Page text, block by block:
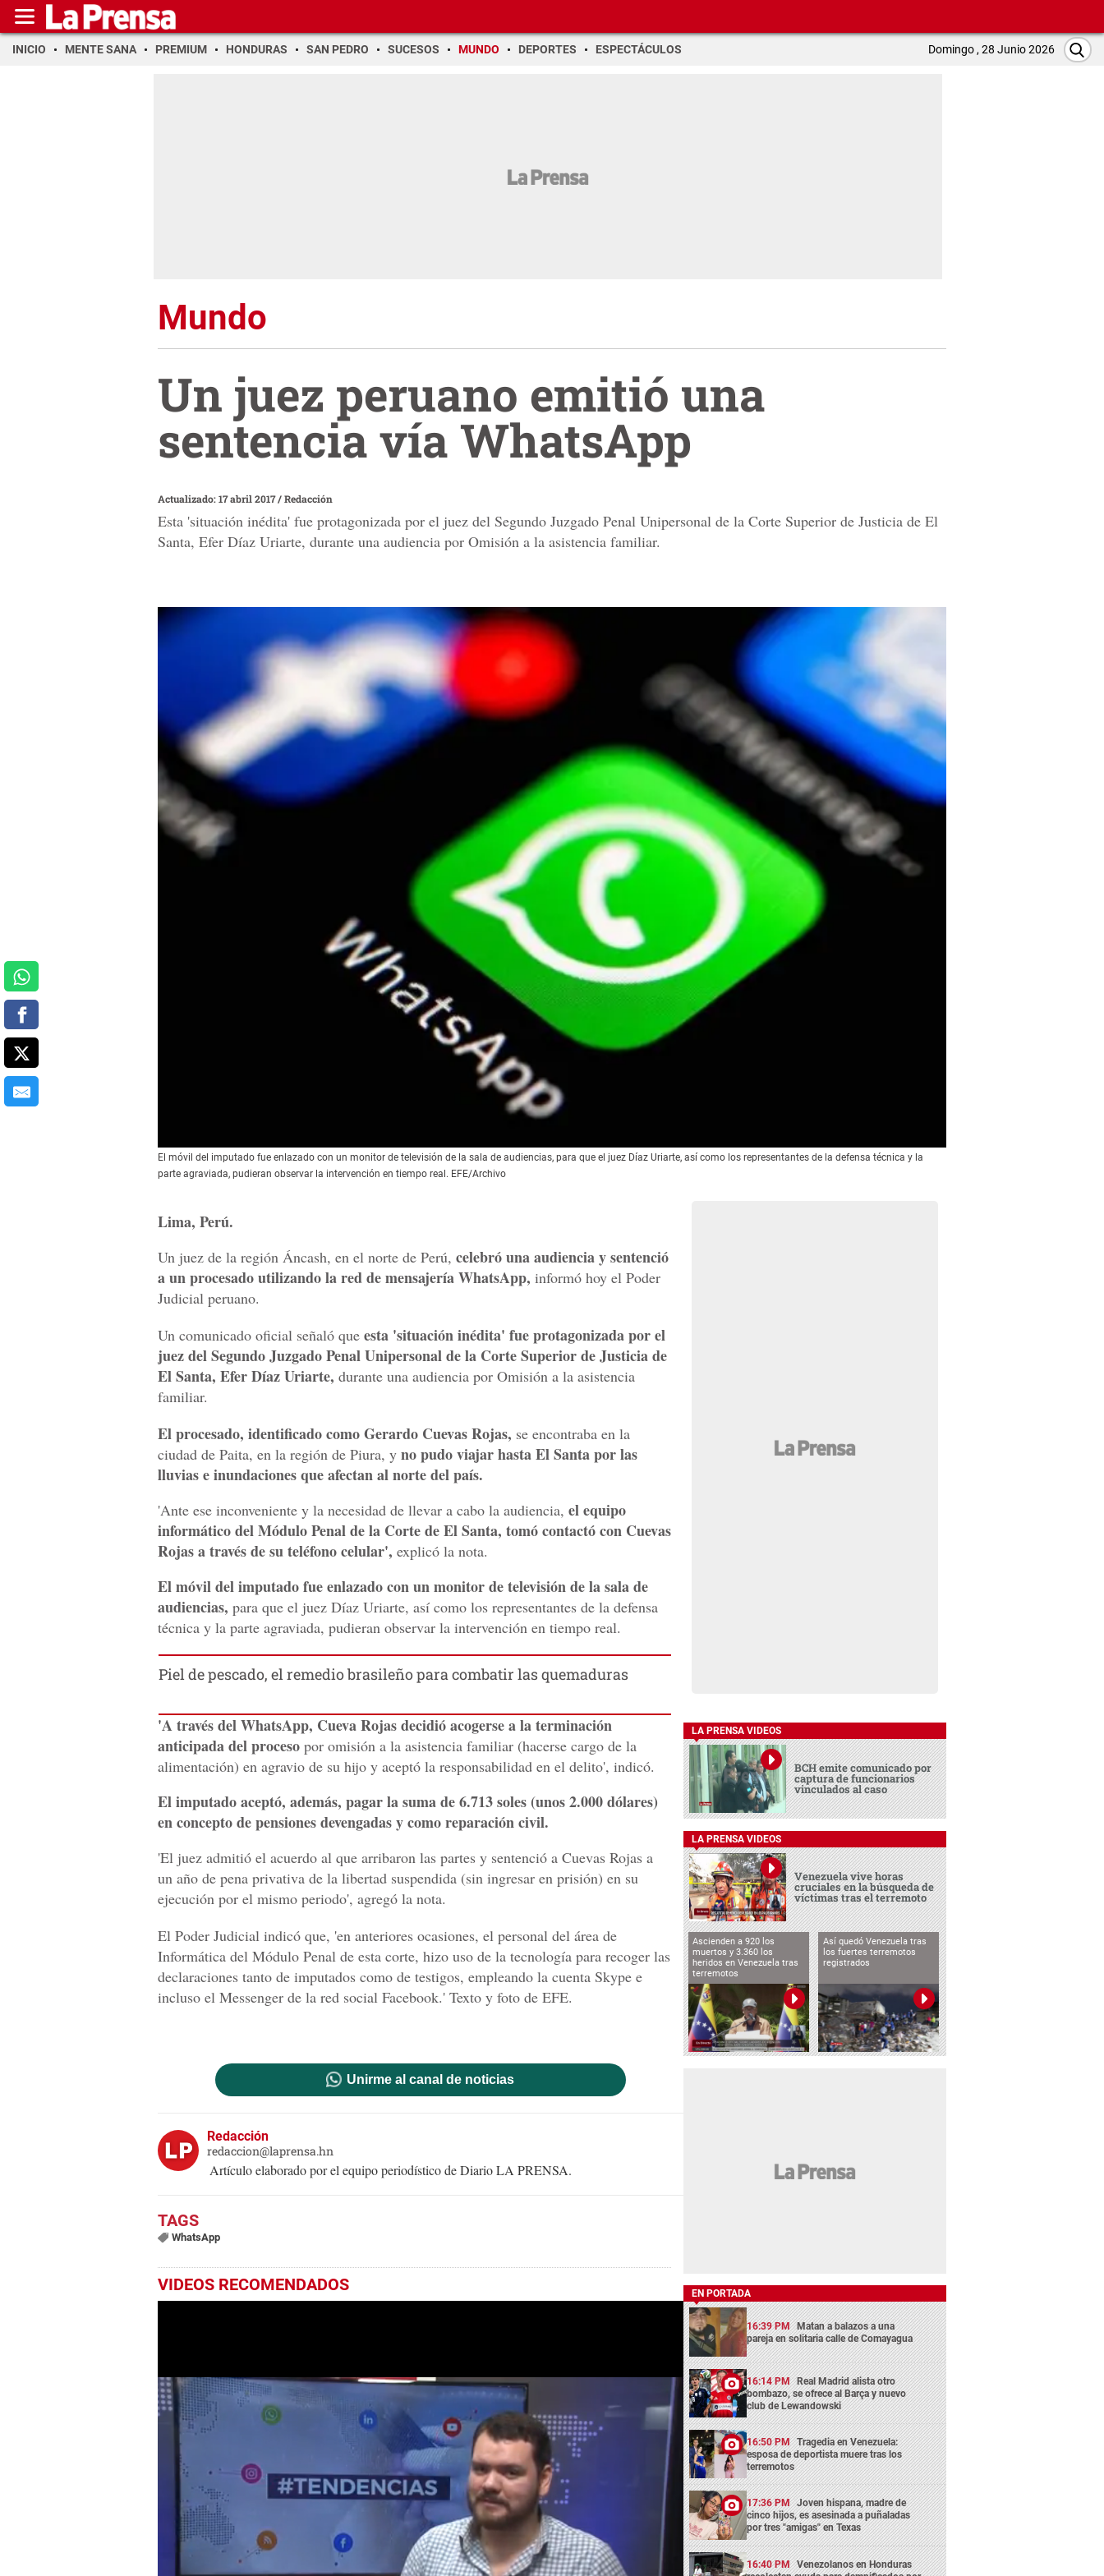
INICIO MENTE SANA PREMIUM HONDURAS SAN PEDRO SUCESOS MUNDO DEPORTES ESPECTÁCULOS Domingo , 28 Junio 2026
Mundo
Un juez peruano emitió una
sentencia vía WhatsApp
Actualizado: 17 abril 2017/Redacción
Esta 'situación inédita' fue protagonizada por el juez del Segundo Juzgado Penal Unipersonal de la Corte Superior de Justicia de El
Santa, Efer Díaz Uriarte, durante una audiencia por Omisión a la asistencia familiar.
El móvil del imputado fue enlazado con un monitor de televisión de la sala de audiencias, para que el juez Díaz Uriarte, así como los representantes de la defensa técnica y la
parte agraviada, pudieran observar la intervención en tiempo real. EFE/Archivo
Lima, Perú.
Un juez de la región Áncash, en el norte de Perú, celebró una audiencia y sentenció
a un procesado utilizando la red de mensajería WhatsApp, informó hoy el Poder
Judicial peruano.
Un comunicado oficial señaló que esta 'situación inédita' fue protagonizada por el
juez del Segundo Juzgado Penal Unipersonal de la Corte Superior de Justicia de
El Santa, Efer Díaz Uriarte, durante una audiencia por Omisión a la asistencia
familiar.
El procesado, identificado como Gerardo Cuevas Rojas, se encontraba en la
ciudad de Paita, en la región de Piura, y no pudo viajar hasta El Santa por las
lluvias e inundaciones que afectan al norte del país.
'Ante ese inconveniente y la necesidad de llevar a cabo la audiencia, el equipo
informático del Módulo Penal de la Corte de El Santa, tomó contactó con Cuevas
Rojas a través de su teléfono celular', explicó la nota.
El móvil del imputado fue enlazado con un monitor de televisión de la sala de
audiencias, para que el juez Díaz Uriarte, así como los representantes de la defensa
técnica y la parte agraviada, pudieran observar la intervención en tiempo real.
Piel de pescado, el remedio brasileño para combatir las quemaduras
'A través del WhatsApp, Cueva Rojas decidió acogerse a la terminación
anticipada del proceso por omisión a la asistencia familiar (hacerse cargo de la
alimentación) en agravio de su hijo y aceptó la responsabilidad en el delito', indicó.
El imputado aceptó, además, pagar la suma de 6.713 soles (unos 2.000 dólares)
en concepto de pensiones devengadas y como reparación civil.
'El juez admitió el acuerdo al que arribaron las partes y sentenció a Cuevas Rojas a
un año de pena privativa de la libertad suspendida (sin ingresar en prisión) en su
ejecución por el mismo periodo', agregó la nota.
El Poder Judicial indicó que, 'en anteriores ocasiones, el personal del área de
Informática del Módulo Penal de esta corte, hizo uso de la tecnología para recoger las
declaraciones tanto de imputados como de testigos, empleando la cuenta Skype e
incluso el Messenger de la red social Facebook.' Texto y foto de EFE.
Unirme al canal de noticias
Redacción
redaccion@laprensa.hn
Artículo elaborado por el equipo periodístico de Diario LA PRENSA.
WhatsApp
VIDEOS RECOMENDADOS
LA PRENSA VIDEOS
BCH emite comunicado por
captura de funcionarios
vinculados al caso
LA PRENSA VIDEOS
Venezuela vive horas
cruciales en la búsqueda de
víctimas tras el terremoto
Ascienden a 920 los
muertos y 3.360 los
heridos en Venezuela tras
terremotos
Así quedó Venezuela tras
los fuertes terremotos
registrados
EN PORTADA
16:39 PM Matan a balazos a una
pareja en solitaria calle de Comayagua
16:14 PM Real Madrid alista otro
bombazo, se ofrece al Barça y nuevo
club de Lewandowski
16:50 PM Tragedia en Venezuela:
esposa de deportista muere tras los
terremotos
17:36 PM Joven hispana, madre de
cinco hijos, es asesinada a puñaladas
por tres "amigas" en Texas
16:40 PM Venezolanos en Honduras